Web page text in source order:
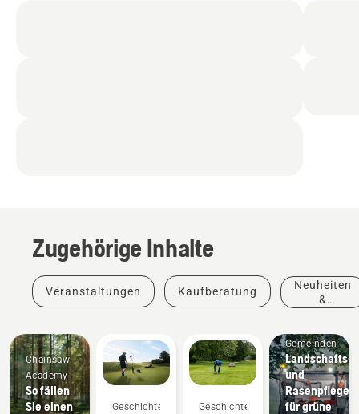
Zugehörige Inhalte
Veranstaltungen Kaufberatung
Neuheiten
&
Chainsaw
Academy
So fällen
Sie einen
Geschichten
Geschichten
Gemeinden
Landschafts-
und
für grüne